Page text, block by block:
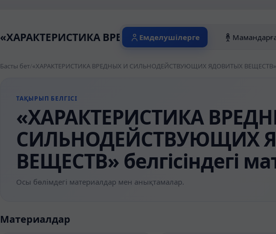
«ХАРАКТЕРИСТИКА ВРЕДНЫХ ИЕмделушілерге
Басты бет/
ТАҚЫРЫП БЕЛГІСІ
«ХАРАКТЕРИСТИКА
СИЛЬНОДЕЙСТВУЮЩИХ
ВЕЩЕСТВ» белгісіндегі
Осы бөлімдегі материалдар мен анықтамалар.
Материалдар